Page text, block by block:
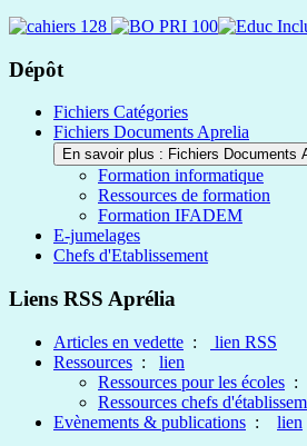
Dépôt
Fichiers Catégories
Fichiers Documents Aprelia
En savoir plus : Fichiers Documents
Formation informatique
Ressources de formation
Formation IFADEM
E-jumelages
Chefs d'Etablissement
Liens RSS Aprélia
Articles en vedette :
lien RSS
Ressources : lien
Ressources pour les écoles :
Ressources chefs
Evènements & publications : lien